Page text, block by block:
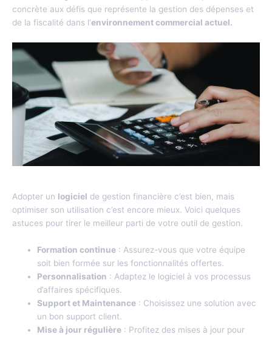
concrète aux défis que représente la gestion des dépenses et
de la fiscalité dans l’environnement commercial actuel.
Adopter un logiciel de gestion financière c’est bien, mais
optimiser son utilisation c’est encore mieux. Voici quelques
astuces pour tirer le meilleur parti de votre outil de gestion.
Formation continue : Assurez-vous que votre équipe
soit bien formée sur les fonctionnalités offertes.
Personnalisation : Adaptez le logiciel à vos processus
d’affaires spécifiques.
Support et Maintenance : Choisissez une solution avec
un bon support client.
Mise à jour régulière : Profitez des mises à jour pour